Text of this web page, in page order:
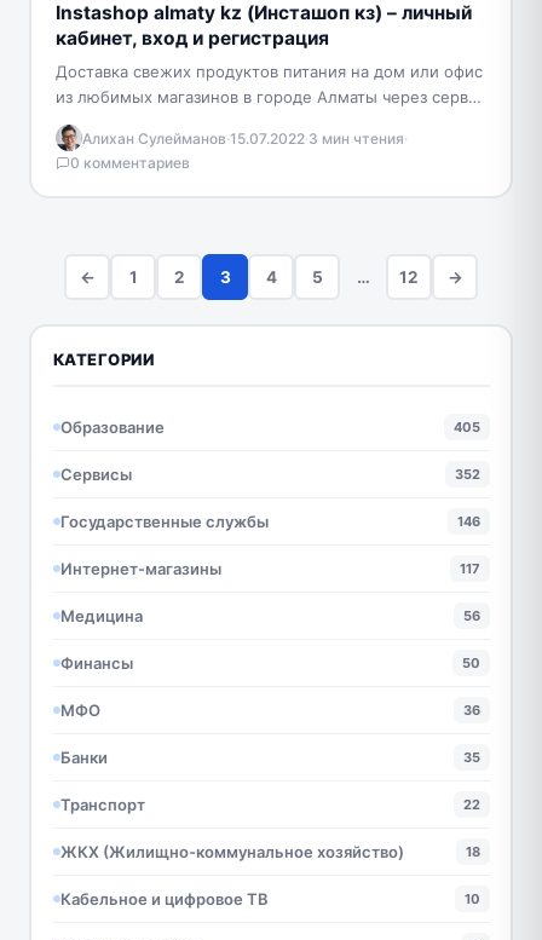
Instashop almaty kz (Инсташоп кз) – личный
кабинет, вход и регистрация
Доставка свежих продуктов питания на дом или офис
из любимых магазинов в городе Алматы через сервис
Instashop. Большой выбор продуктов по выгодным…
Алихан Сулейманов·15.07.2022·3 мин чтения·
0 комментариев
← 1 2 3 4 5 … 12 →
КАТЕГОРИИ
Образование 405
Сервисы 352
Государственные службы 146
Интернет-магазины 117
Медицина 56
Финансы 50
МФО 36
Банки 35
Транспорт 22
ЖКХ (Жилищно-коммунальное хозяйство) 18
Кабельное и цифровое ТВ 10